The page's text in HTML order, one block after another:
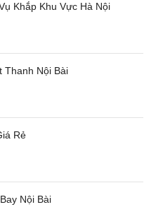
Khắp Khu Vực Hà Nội
Thanh Nội Bài
Rẻ
Nội Bài